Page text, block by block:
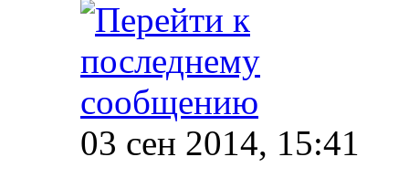
03 сен 2014, 15:41